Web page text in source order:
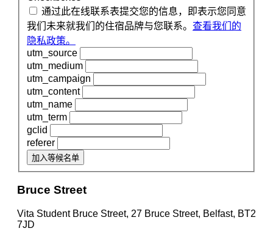
通过此在线联系表提交您的信息，即表示您同意
我们未来就我们的住宿品牌与您联系。 查看我们的
隐私政策。
utm_source
utm_medium
utm_campaign
utm_content
utm_name
utm_term
gclid
referer
加入等候名单
Bruce Street
Vita Student Bruce Street, 27 Bruce Street, Belfast, BT2
7JD